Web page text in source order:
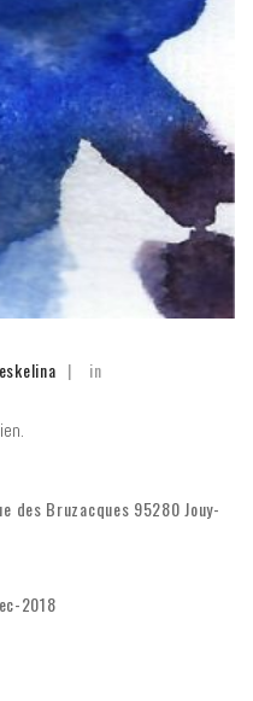
in
des Bruzacques 95280 Jouy-
2018